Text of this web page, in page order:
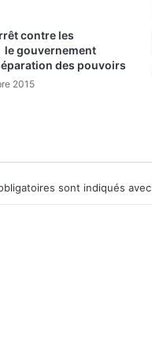
n
v
contre les
le gouvernement
des pouvoirs
2015
sont indiqués avec